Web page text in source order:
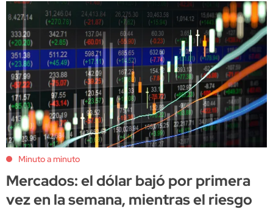
Minuto a minuto
Mercados: el dólar bajó por primera
vez en la semana, mientras el riesgo